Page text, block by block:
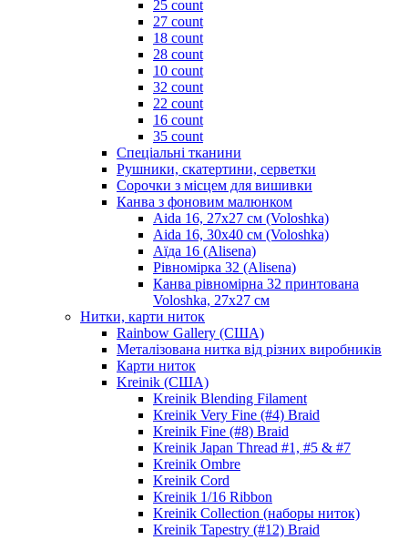
25 count
27 count
18 count
28 count
10 count
32 count
22 count
16 count
35 count
Спеціальні тканини
Рушники, скатертини, серветки
Сорочки з місцем для вишивки
Канва з фоновим малюнком
Aida 16, 27х27 см (Voloshka)
Aida 16, 30х40 см (Voloshka)
Аїда 16 (Alisena)
Рівномірка 32 (Alisena)
Канва рівномірна 32 принтована
Voloshka, 27х27 см
Нитки, карти ниток
Rainbow Gallery (США)
Металізована нитка від різних виробників
Карти ниток
Kreinik (США)
Kreinik Blending Filament
Kreinik Very Fine (#4) Braid
Kreinik Fine (#8) Braid
Kreinik Japan Thread #1, #5 & #7
Kreinik Ombre
Kreinik Cord
Kreinik 1/16 Ribbon
Kreinik Collection (наборы ниток)
Kreinik Tapestry (#12) Braid